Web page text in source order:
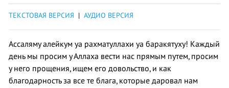
ТЕКСТОВАЯ ВЕРСИЯ | АУДИО ВЕРСИЯ
Ассаляму алейкум уа рахматуллахи уа баракятуху! Каждый
день мы просим у Аллаха вести нас прямым путем, просим
у него прощения, ищем его довольство, и как
благодарность за все те блага, которые даровал нам